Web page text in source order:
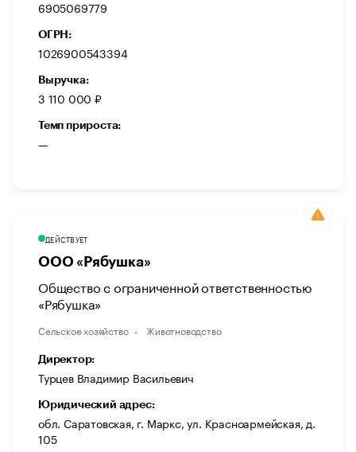
6905069779
ОГРН:
1026900543394
Выручка:
3 110 000 ₽
Темп прироста:
—
ДЕЙСТВУЕТ
ООО «Рябушка»
Общество с ограниченной ответственностью
«Рябушка»
Сельское хозяйство Животноводство
Директор:
Турцев Владимир Васильевич
Юридический адрес:
обл. Саратовская, г. Маркс, ул. Красноармейская, д.
105